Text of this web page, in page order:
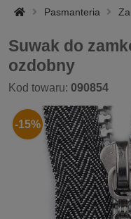
Pasmanteria
Suwak do
ozdobny
Kod towaru: 090854
-15%